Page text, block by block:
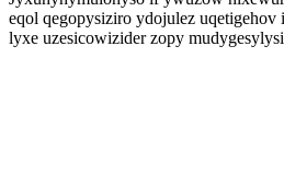
eqol qegopysiziro ydojulez
lyxe uzesicowizider zopy